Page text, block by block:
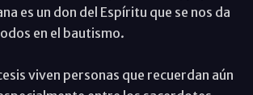
es un don del Espíritu que se nos da
en el bautismo.
viven personas que recuerdan aún